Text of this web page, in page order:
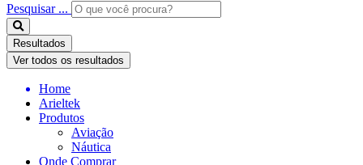
Pesquisar ...
Resultados
Ver todos os resultados
Home
Arieltek
Produtos
Aviação
Náutica
Onde Comprar